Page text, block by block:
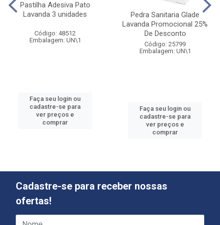
Pastilha Adesiva Pato
Lavanda 3 unidades
Código: 48512
Embalagem: UN\1
Faça seu login ou
cadastre-se para
ver preços e
comprar
Pedra Sanitaria Glade
Lavanda Promocional 25%
De Desconto
Código: 25799
Embalagem: UN\1
Faça seu login ou
cadastre-se para
ver preços e
comprar
Cadastre-se para receber nossas
ofertas!